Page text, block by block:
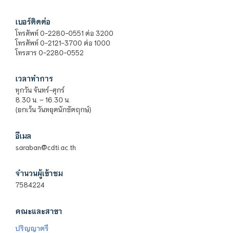
เบอร์ติดต่อ
โทรศัพท์ 0-2280-0551 ต่อ 3200
โทรศัพท์ 0-2121-3700 ต่อ 1000
โทรสาร 0-2280-0552
เวลาทำการ
ทุกวัน จันทร์-ศุกร์
8.30 น. – 16.30 น.
(ยกเว้น วันหยุดนักขัตฤกษ์)
อีเมล
saraban@cdti.ac.th
จำนวนผู้เข้าชม
7584224
คณะและสาขา
ปริญญาตรี